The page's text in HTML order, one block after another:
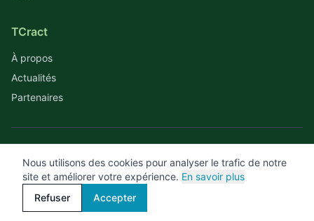
TCract
À propos
Actualités
Partenaires
© 2026 TCract. Tous droits réservés.
Mentions légales Confidentialité CGU
Nous utilisons des cookies pour analyser le trafic de notre
site et améliorer votre expérience. En savoir plus
Refuser
Accepter